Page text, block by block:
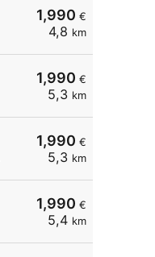
1,990 €
4,8 km
1,990 €
5,3 km
1,990 €
5,3 km
1,990 €
5,4 km